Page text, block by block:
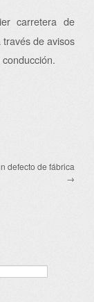
carretera de
de avisos
defecto de fábrica
→